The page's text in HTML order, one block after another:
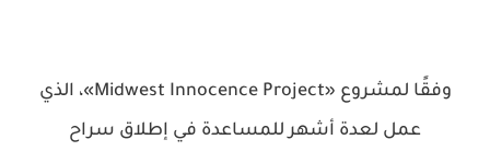
وفقًا لمشروع «Midwest Innocence Project»، الذي
عمل لعدة أشهر للمساعدة في إطلاق سراح